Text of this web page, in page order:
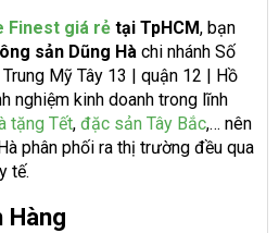
Finest giá rẻ tại TpHCM, bạn
sản Dũng Hà chi nhánh Số
Mỹ Tây 13 | quận 12 | Hồ
nghiệm kinh doanh trong lĩnh
tặng Tết, đặc sản Tây Bắc,… nên
phân phối ra thị trường đều qua
tế.
Hàng